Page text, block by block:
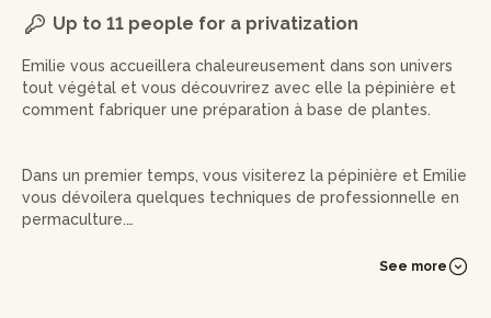
Up to 11 people for a privatization
Emilie vous accueillera chaleureusement dans son univers
tout végétal et vous découvrirez avec elle la pépinière et
comment fabriquer une préparation à base de plantes.
Dans un premier temps, vous visiterez la pépinière et Emilie
vous dévoilera quelques techniques de professionnelle en
permaculture.
Puis, vous passerez à la fabrication d'une préparation
See more